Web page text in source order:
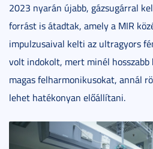
2023 nyarán újabb, gázsugárral
forrást is átadtak, amely a MIR
impulzusaival kelti az ultragyors
volt indokolt, mert minél
magas felharmonikusokat, annál
lehet hatékonyan előállítani.